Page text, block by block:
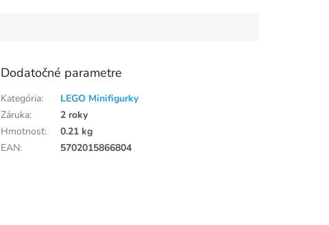
Dodatočné parametre
Kategória:
LEGO Minifigurky
Záruka:
2 roky
Hmotnosť:
0.21 kg
EAN: 5702015866804